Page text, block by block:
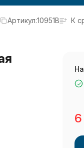
Артикул:10951B К